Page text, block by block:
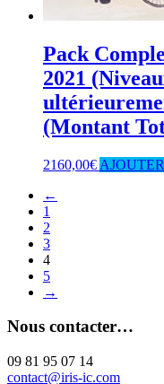
Pack
2021
(Montant
2160,00€
←
1
2
3
4
5
→
Nous contacter…
09 81 95 07 14
contact@iris-ic.com